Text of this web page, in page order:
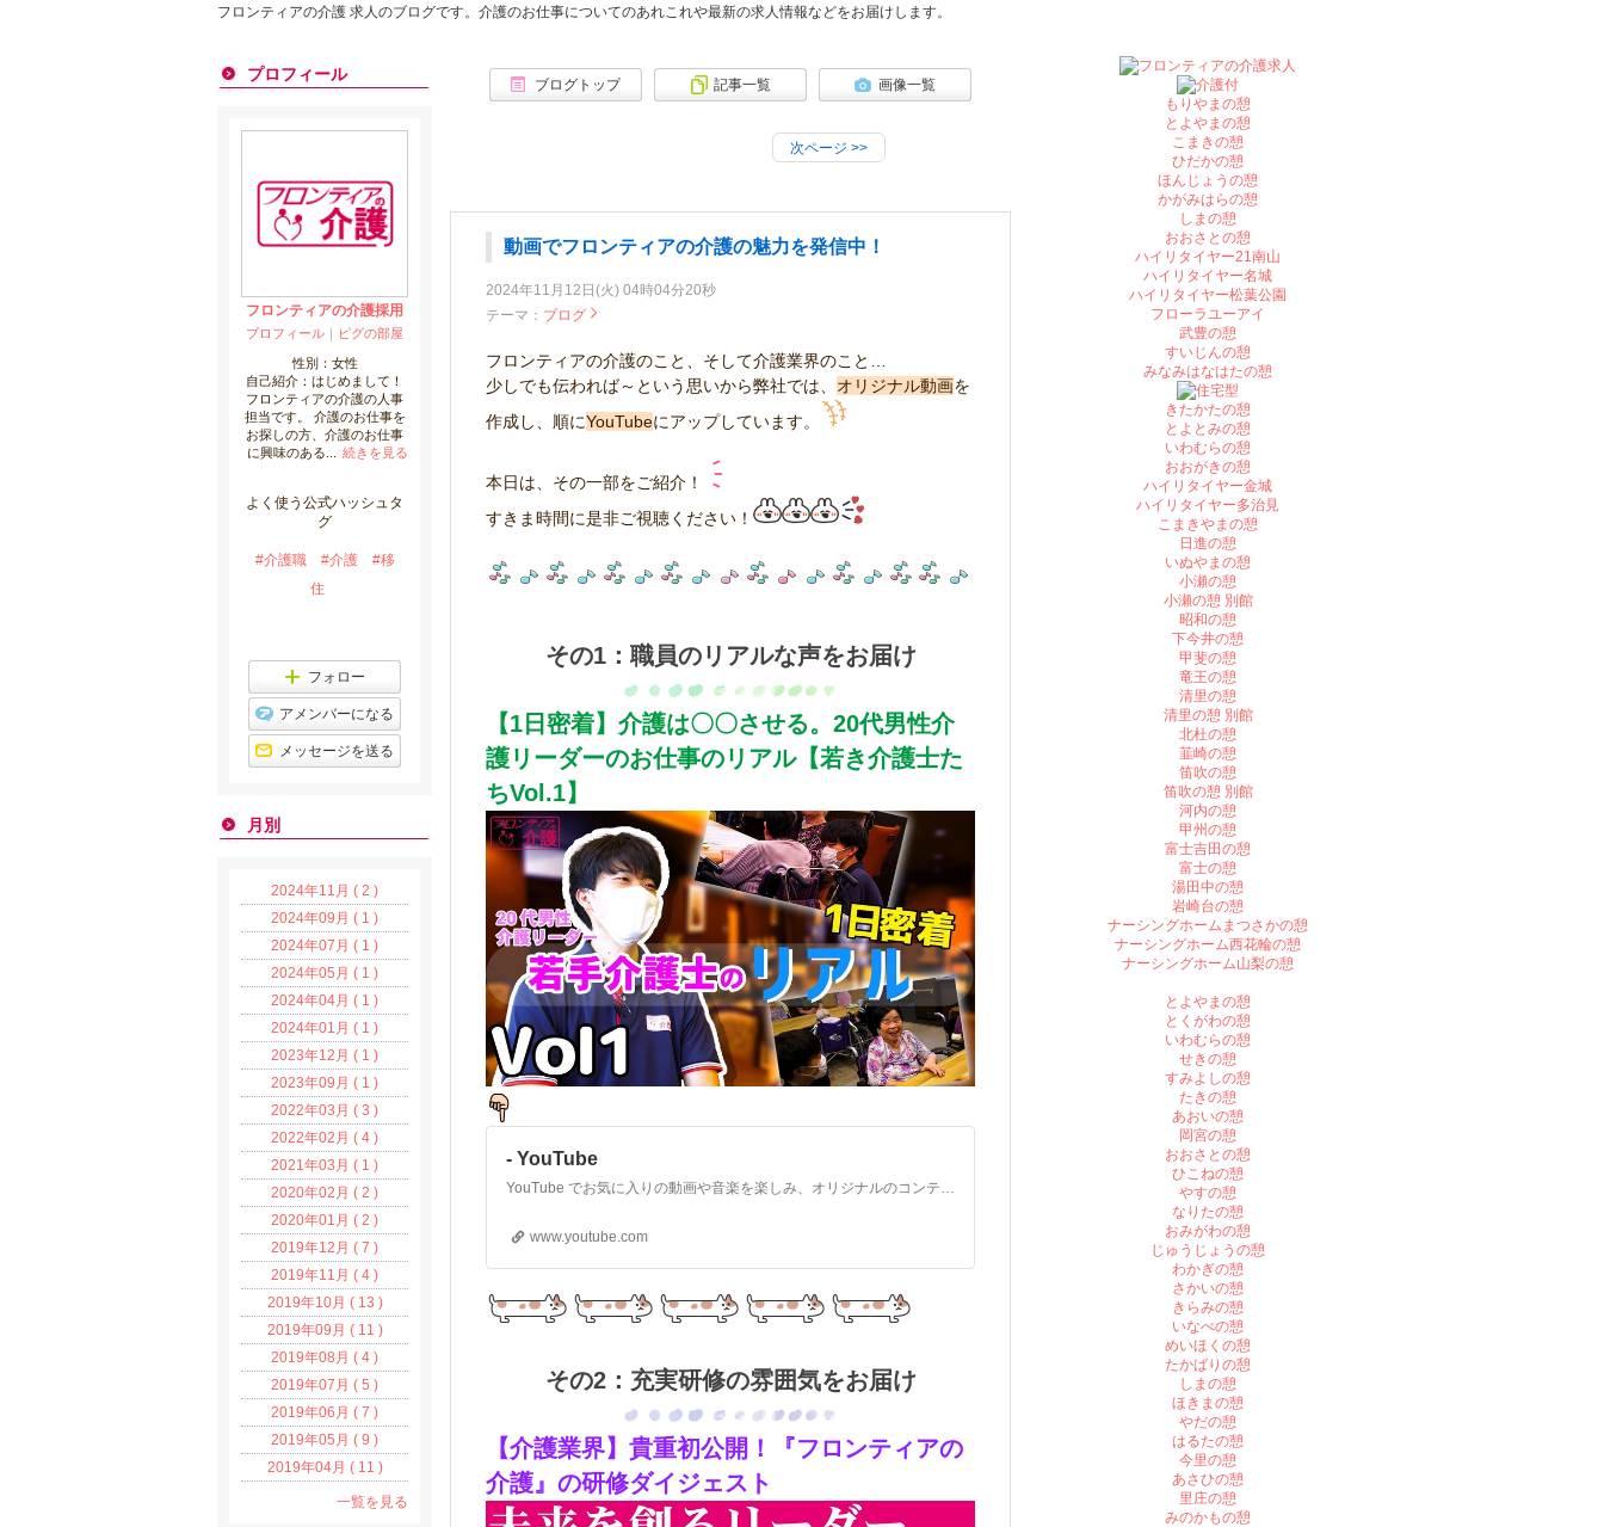
フロンティアの介護 求人のブログです。介護のお仕事についてのあれこれや最新の求人情報などをお届けします。
ブログトップ 記事一覧 画像一覧
次ページ >>
動画でフロンティアの介護の魅力を発信中！
2024年11月12日(火) 04時04分20秒
テーマ： ブログ
フロンティアの介護のこと、そして介護業界のこと…
少しでも伝われば～という思いから弊社では、 オリジナル動画を
作成し、順にYouTubeにアップしています。
本日は、その一部をご紹介！
すきま時間に是非ご視聴ください！
その1：職員のリアルな声をお届け
【1日密着】介護は〇〇させる。20代男性介
護リーダーのお仕事のリアル【若き介護士た
ちVol.1】
- YouTube
www.youtube.com
その2：充実研修の雰囲気をお届け
【介護業界】貴重初公開！『フロンティアの
介護』の研修ダイジェスト
もりやまの憩
とよやまの憩
こまきの憩
ひだかの憩
ほんじょうの憩
かがみはらの憩
しまの憩
おおさとの憩
ハイリタイヤー21南山
ハイリタイヤー名城
ハイリタイヤー松葉公園
フローラユーアイ
武豊の憩
すいじんの憩
みなみはなはたの憩
きたかたの憩
とよとみの憩
いわむらの憩
おおがきの憩
ハイリタイヤー金城
ハイリタイヤー多治見
こまきやまの憩
日進の憩
いぬやまの憩
小瀬の憩
小瀬の憩 別館
昭和の憩
下今井の憩
甲斐の憩
竜王の憩
清里の憩
清里の憩 別館
北杜の憩
韮崎の憩
笛吹の憩
笛吹の憩 別館
河内の憩
甲州の憩
富士吉田の憩
富士の憩
湯田中の憩
岩崎台の憩
ナーシングホームまつさかの憩
ナーシングホーム西花輪の憩
ナーシングホーム山梨の憩
とよやまの憩
とくがわの憩
いわむらの憩
せきの憩
すみよしの憩
たきの憩
あおいの憩
岡宮の憩
おおさとの憩
ひこねの憩
やすの憩
なりたの憩
おみがわの憩
じゅうじょうの憩
わかぎの憩
さかいの憩
きらみの憩
いなべの憩
めいほくの憩
たかばりの憩
しまの憩
ほきまの憩
やだの憩
はるたの憩
今里の憩
あさひの憩
里庄の憩
みのかもの憩
プロフィール
フロンティアの介護採用
プロフィール ｜ ピグの部屋
性別： 女性
自己紹介：はじめまして！
フロンティアの介護の人事
担当です。 介護のお仕事を
お探しの方、介護のお仕事
に興味のある...
続きを見る
よく使う公式ハッシュタ
グ
#介護職 #介護
#移
住
フォロー
アメンバーになる
メッセージを送る
月別
2024年11月 ( 2 )
2024年09月 ( 1 )
2024年07月 ( 1 )
2024年05月 ( 1 )
2024年04月 ( 1 )
2024年01月 ( 1 )
2023年12月 ( 1 )
2023年09月 ( 1 )
2022年03月 ( 3 )
2022年02月 ( 4 )
2021年03月 ( 1 )
2020年02月 ( 2 )
2020年01月 ( 2 )
2019年12月 ( 7 )
2019年11月 ( 4 )
2019年10月 ( 13 )
2019年09月 ( 11 )
2019年08月 ( 4 )
2019年07月 ( 5 )
2019年06月 ( 7 )
2019年05月 ( 9 )
2019年04月 ( 11 )
一覧を見る